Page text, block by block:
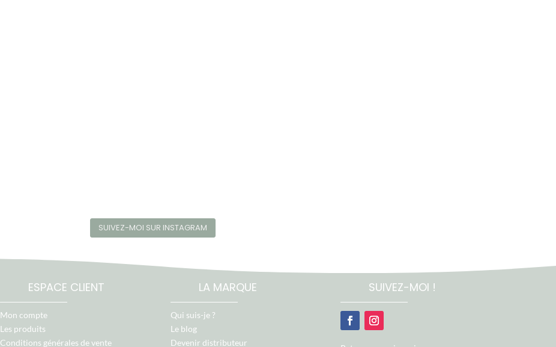
SUIVEZ-MOI SUR INSTAGRAM
ESPACE CLIENT
Mon compte
Les produits
Conditions générales de vente
LA MARQUE
Qui suis-je ?
Le blog
Devenir distributeur
SUIVEZ-MOI !